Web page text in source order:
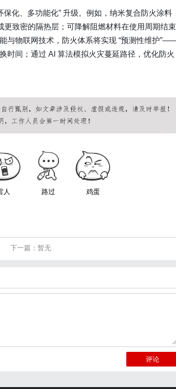
化、多功能化” 升级。例如，纳米复合防火涂料
致密的隔热层；可降解阻燃材料在使用周期结束
与物联网技术，防火体系将实现 “预测性维护
时间；通过 AI 算法模拟火灾蔓延路径，优化防火
人 路过 鸡蛋
下一篇：暂无
评论